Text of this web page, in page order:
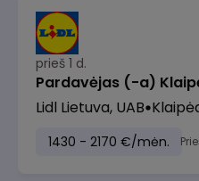
prieš 1 d.
Pardavėjas (-a)
Lidl Lietuva, UAB
1430 - 2170 €/mėn.